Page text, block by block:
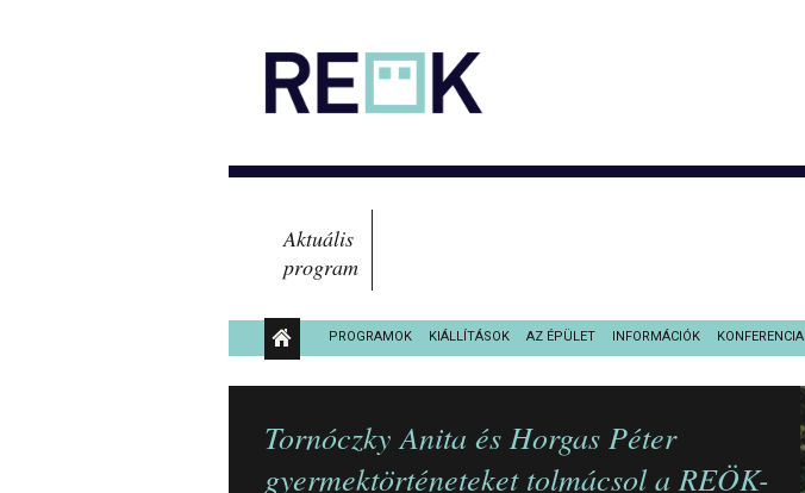
Aktuális
program
PROGRAMOK KIÁLLÍTÁSOK AZ ÉPÜLET INFORMÁCIÓK KONFERENCIA
KÖZÉRDEKŰ ADATOK
Tornóczky Anita és Horgas Péter
gyermektörténeteket tolmácsol a REÖK-